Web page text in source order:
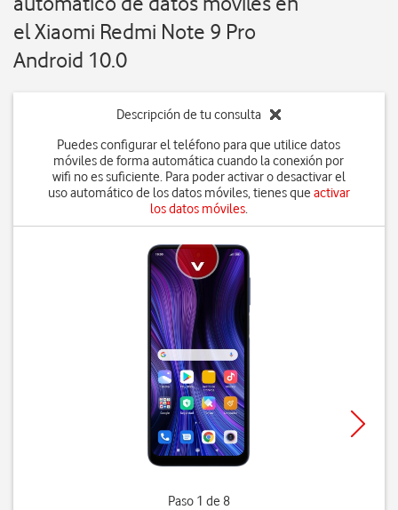
el Xiaomi Redmi Note 9 Pro
Android 10.0
Descripción de tu consulta
Puedes configurar el teléfono para que utilice datos
móviles de forma automática cuando la conexión por
wifi no es suficiente. Para poder activar o desactivar el
uso automático de los datos móviles, tienes que activar
los datos móviles.
Paso 1 de 8